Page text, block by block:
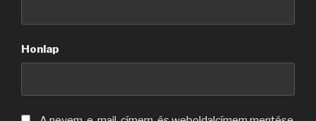
Honlap